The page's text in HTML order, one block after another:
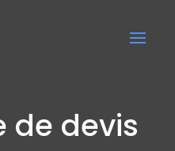
de devis